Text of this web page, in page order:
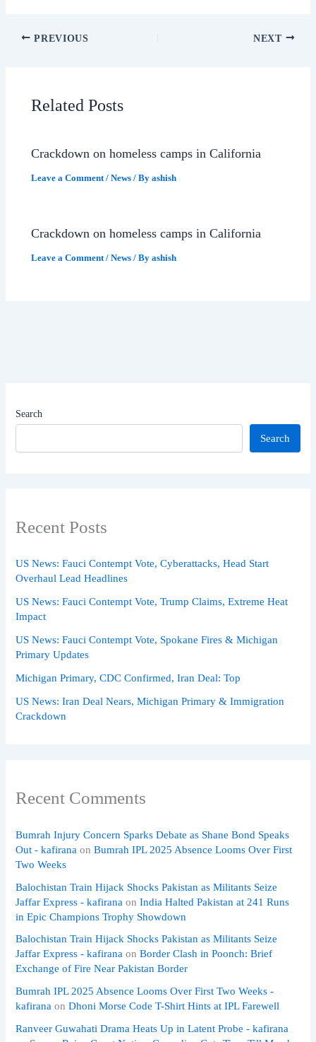
PREVIOUS NEXT
Related Posts
Crackdown on homeless camps in California
Leave a Comment /News / Byashish
Crackdown on homeless camps in California
Leave a Comment /News / Byashish
Search
Search
Recent Posts
US News: Fauci Contempt Vote, Cyberattacks, Head Start
Overhaul Lead Headlines
US News: Fauci Contempt Vote, Trump Claims, Extreme Heat
Impact
US News: Fauci Contempt Vote, Spokane Fires & Michigan
Primary Updates
Michigan Primary, CDC Confirmed, Iran Deal: Top
US News: Iran Deal Nears, Michigan Primary & Immigration
Crackdown
Recent Comments
Bumrah Injury Concern Sparks Debate as Shane Bond Speaks
Out - kafirana onBumrah IPL 2025 Absence Looms Over First
Two Weeks
Balochistan Train Hijack Shocks Pakistan as Militants Seize
Jaffar Express - kafirana onIndia Halted Pakistan at 241 Runs
in Epic Champions Trophy Showdown
Balochistan Train Hijack Shocks Pakistan as Militants Seize
Jaffar Express - kafirana onBorder Clash in Poonch: Brief
Exchange of Fire Near Pakistan Border
Bumrah IPL 2025 Absence Looms Over First Two Weeks -
kafirana onDhoni Morse Code T-Shirt Hints at IPL Farewell
Ranveer Guwahati Drama Heats Up in Latent Probe - kafirana